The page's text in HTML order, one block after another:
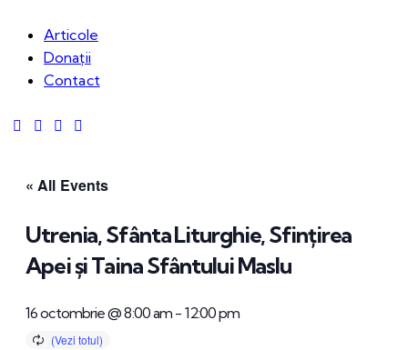
Articole
Donații
Contact
« All Events
Utrenia, Sfânta Liturghie, Sfințirea
Apei și Taina Sfântului Maslu
16 octombrie @ 8:00 am - 12:00 pm